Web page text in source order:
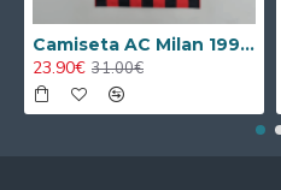
Camiseta AC Milan 1995/1996 Local Retro
23.90€ 31.00€